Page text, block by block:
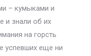
– кумыками и
и знали об их
на горсть
успевших еще ни